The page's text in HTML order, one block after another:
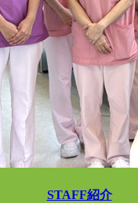
STAFF紹介